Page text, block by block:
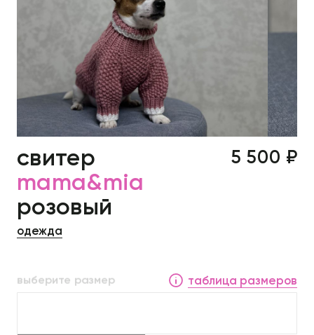
свитер
mama&mia
розовый
одежда
5 500 ₽
выберите размер таблица размеров